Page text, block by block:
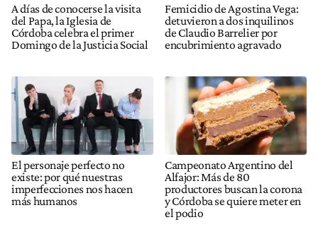
A días de conocerse la visita
del Papa, la Iglesia de
Córdoba celebra el primer
Domingo de la Justicia Social
Femicidio de Agostina Vega:
detuvieron a dos inquilinos
de Claudio Barrelier por
encubrimiento agravado
El personaje perfecto no
existe: por qué nuestras
imperfecciones nos hacen
más humanos
Campeonato Argentino del
Alfajor: Más de 80
productores buscan la corona
y Córdoba se quiere meter en
el podio